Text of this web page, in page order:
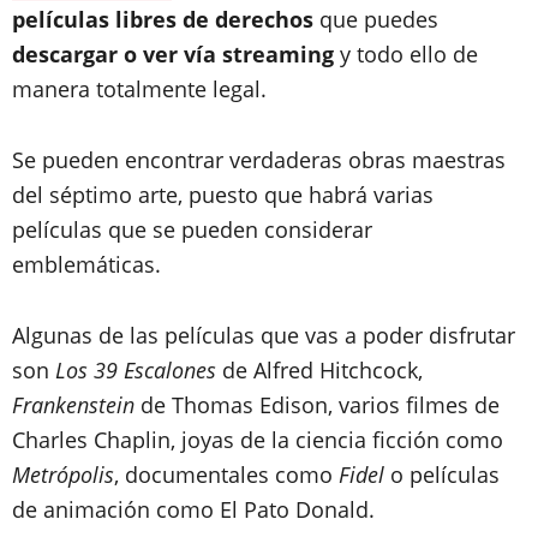
películas libres de derechos que puedes
descargar o ver vía streaming y todo ello de
manera totalmente legal.
Se pueden encontrar verdaderas obras maestras
del séptimo arte, puesto que habrá varias
películas que se pueden considerar
emblemáticas.
Algunas de las películas que vas a poder disfrutar
son Los 39 Escalones de Alfred Hitchcock,
Frankenstein de Thomas Edison, varios filmes de
Charles Chaplin, joyas de la ciencia ficción como
Metrópolis, documentales como Fidel o películas
de animación como El Pato Donald.